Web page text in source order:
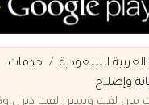
العربية السعودية
خدمات
وإصلاح